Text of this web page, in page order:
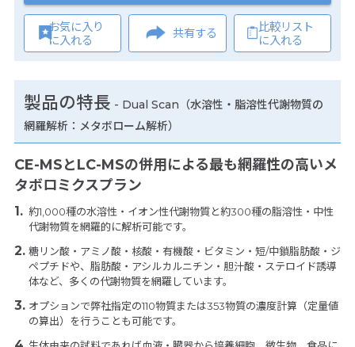
お気に入り
に入れる
共有する
比較リスト
に入れる
製品の特長 - Dual Scan（水溶性・脂溶性代謝物質の
網羅解析：メタボローム解析）
CE-MSとLC-MSの併用による最も網羅性の高いメ
タボロミクスプラン
約1,000種の水溶性・イオン性代謝物質と約300種の脂溶性・中性
代謝物質を網羅的に解析可能です。
糖リン酸・アミノ酸・核酸・有機酸・ビタミン・短/中鎖脂肪酸・ジ
ペプチドや、脂肪酸・アシルカルニチン・胆汁酸・ステロイド誘導
体など、多くの代謝物質を網羅しています。
オプションで弊社指定の110物質または353物質の濃度計算（定量値
の算出）を行うことも可能です。